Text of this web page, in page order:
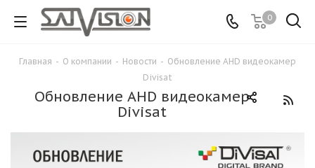
0
Главная - О компании - Новости - Обновление AHD видеокамер
Divisat
Обновление AHD видеокамер
Divisat